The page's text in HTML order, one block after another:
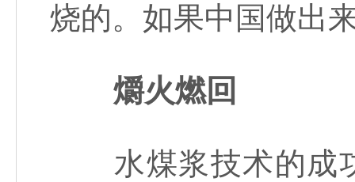
烧的。如果中国做出
爝火燃回
水煤浆技术的成功